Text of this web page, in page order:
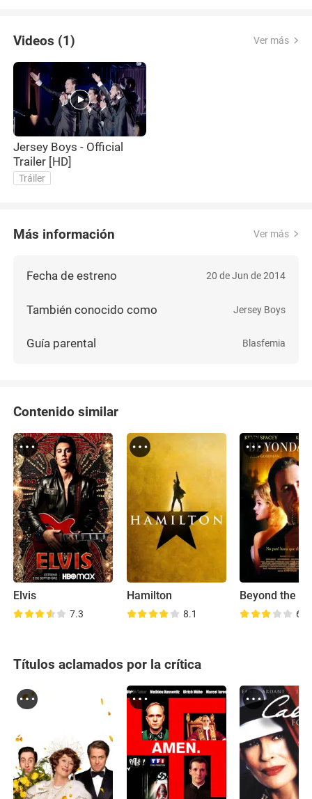
Videos (1) Ver más
Jersey Boys - Official
Trailer [HD]
Tráiler
Más información Ver más
Fecha de estreno 20 de Jun de 2014
También conocido como Jersey Boys
Guía parental Blasfemia
Contenido similar
Elvis
7.3
Hamilton
8.1
Beyond the
6.7
Títulos aclamados por la crítica